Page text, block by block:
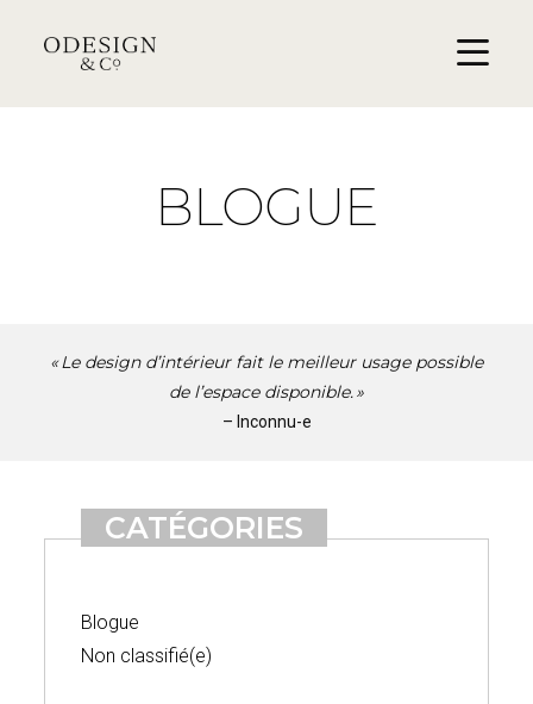
BLOGUE
« Le design d’intérieur fait le meilleur usage possible
de l’espace disponible. »
– Inconnu-e
CATÉGORIES
Blogue
Non classifié(e)